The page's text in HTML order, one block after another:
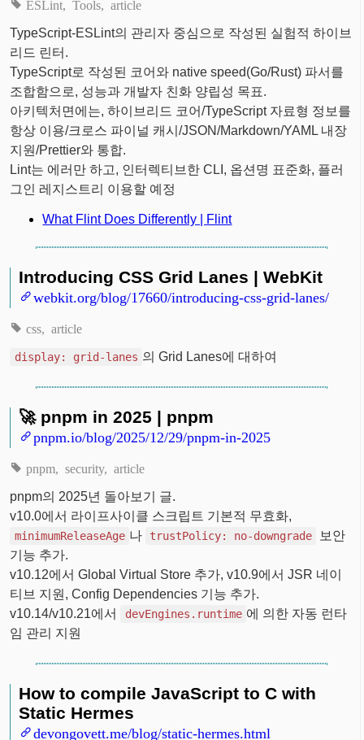
ESLint Tools article
TypeScript-ESLint의 관리자 중심으로 작성된 실험적 하이브
리드 린터.
TypeScript로 작성된 코어와 native speed(Go/Rust) 파서를
조합함으로, 성능과 개발자 친화 양립성 목표.
아키텍처면에는, 하이브리드 코어/TypeScript 자료형 정보를
항상 이용/크로스 파이널 캐시/JSON/Markdown/YAML 내장
지원/Prettier와 통합.
Lint는 에러만 하고, 인터렉티브한 CLI, 옵션명 표준화, 플러
그인 레지스트리 이용할 예정
What Flint Does Differently | Flint
Introducing CSS Grid Lanes | WebKit
webkit.org/blog/17660/introducing-css-grid-lanes/
css article
display: grid-lanes 의 Grid Lanes에 대하여
🚀 pnpm in 2025 | pnpm
pnpm.io/blog/2025/12/29/pnpm-in-2025
pnpm security article
pnpm의 2025년 돌아보기 글.
v10.0에서 라이프사이클 스크립트 기본적 무효화,
minimumReleaseAge 나 trustPolicy: no-downgrade
보안
기능 추가.
v10.12에서 Global Virtual Store 추가, v10.9에서 JSR 네이
티브 지원, Config Dependencies 기능 추가.
v10.14/v10.21에서
devEngines.runtime 에 의한 자동 런타
임 관리 지원
How to compile JavaScript to C with
Static Hermes
devongovett.me/blog/static-hermes.html